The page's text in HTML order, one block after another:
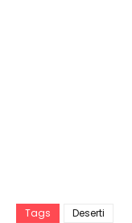
Tags Deserti